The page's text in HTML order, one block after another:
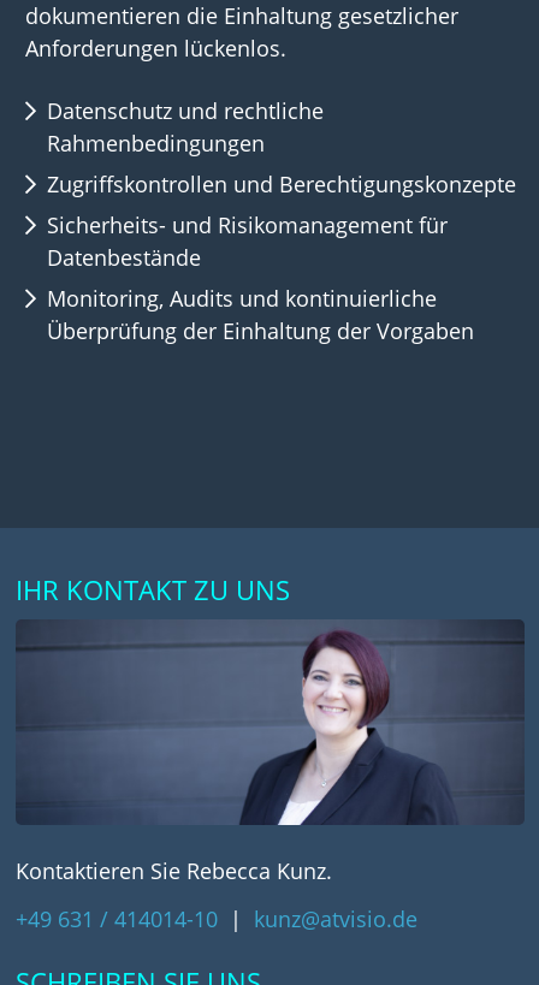
dokumentieren die Einhaltung gesetzlicher
Anforderungen lückenlos.
Datenschutz und rechtliche
Rahmenbedingungen
Zugriffskontrollen und Berechtigungskonzepte
Sicherheits- und Risikomanagement für
Datenbestände
Monitoring, Audits und kontinuierliche
Überprüfung der Einhaltung der Vorgaben
IHR KONTAKT ZU UNS
Kontaktieren Sie Rebecca Kunz.
+49 631 / 414014-10 | kunz@atvisio.de